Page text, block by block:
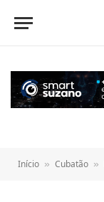
conteúdo
Início » Cubatão »